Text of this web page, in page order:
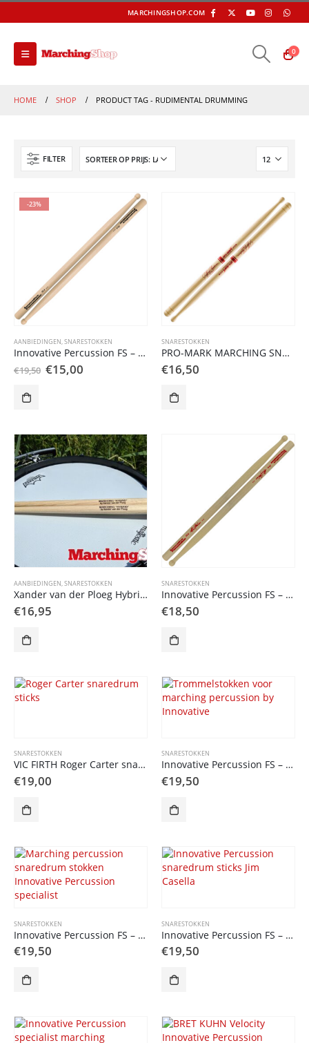
MARCHINGSHOP.COM
0
HOME SHOP PRODUCT TAG - RUDIMENTAL DRUMMING
FILTER
-23%
AANBIEDINGEN,SNARESTOKKEN
Innovative Percussion FS – 4 snaredrum stick
€19,50 Oorspronkelijke
prijs
€15,00Huidige
SNARESTOKKEN
PRO-MARK MARCHING SNARE STOKKEN DC8W
€16,50
AANBIEDINGEN,SNARESTOKKEN
Xander van der Ploeg Hybrid Marching
€16,95
SNARESTOKKEN
Innovative Percussion FS – 5 snaredrum stick
€18,50
SNARESTOKKEN
VIC FIRTH Roger Carter snaredrum stick
€19,00
SNARESTOKKEN
Innovative Percussion FS – 1 snaredrum stick
€19,50
SNARESTOKKEN
Innovative Percussion FS – 2 snaredrum stick
€19,50
SNARESTOKKEN
Innovative Percussion FS – JC Jim Casella snaredrum stick
€19,50